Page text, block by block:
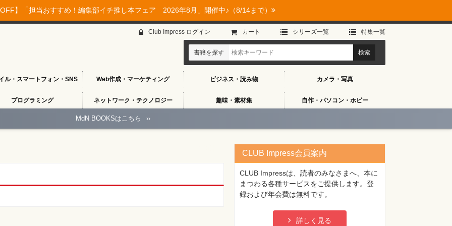
】「担当おすすめ！編集部イチ推し本フェア 2026年8月」開催中♪（8/14まで）
ル・スマートフォン・SNS Web作成・マーケティング ビジネス・読み物 カメラ・写真
プログラミング ネットワーク・テクノロジー 趣味・素材集 自作・パソコン・ホビー
Club Impress ログイン カート シリーズ⼀覧 特集⼀覧
書籍を探す
MdN BOOKSはこちら ››
CLUB Impress会員案内
CLUB Impressは、読者のみなさまへ、本に
まつわる各種サービスをご提供します。登
録および年会費は無料です。
詳しく見る